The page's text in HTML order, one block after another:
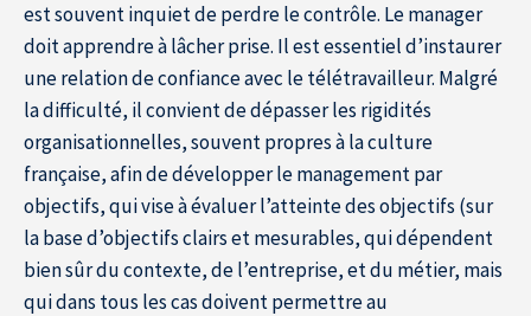
La Recherche à l’IÉSEG
est souvent inquiet de perdre le contrôle. Le manager
doit apprendre à lâcher prise. Il est essentiel d’instaurer
une relation de confiance avec le télétravailleur. Malgré
la difficulté, il convient de dépasser les rigidités
organisationnelles, souvent propres à la culture
française, afin de développer le management par
objectifs, qui vise à évaluer l’atteinte des objectifs (sur
la base d’objectifs clairs et mesurables, qui dépendent
bien sûr du contexte, de l’entreprise, et du métier, mais
qui dans tous les cas doivent permettre au